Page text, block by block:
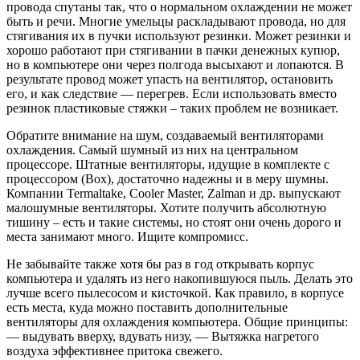
провода спутаны так, что о нормальном охлаждении не может
быть и речи. Многие умельцы раскладывают провода, но для
стягивания их в пучки используют резинки. Может резинки и
хорошо работают при стягивании в пачки денежных купюр,
но в компьютере они через полгода высыхают и лопаются. В
результате провод может упасть на вентилятор, остановить
его, и как следствие — перегрев. Если использовать вместо
резинок пластиковые стяжки – таких проблем не возникает.
Обратите внимание на шум, создаваемый вентиляторами
охлаждения. Самый шумный из них на центральном
процессоре. Штатные вентиляторы, идущие в комплекте с
процессором (Box), достаточно надежны и в меру шумны.
Компании Termaltake, Cooler Master, Zalman и др. выпускают
малошумные вентиляторы. Хотите получить абсолютную
тишину – есть и такие системы, но стоят они очень дорого и
места занимают много. Ищите компромисс.
Не забывайте также хотя бы раз в год открывать корпус
компьютера и удалять из него накопившуюся пыль. Делать это
лучше всего пылесосом и кисточкой. Как правило, в корпусе
есть места, куда можно поставить дополнительные
вентиляторы для охлаждения компьютера. Общие принципы:
— выдувать вверху, вдувать низу, — Вытяжка нагретого
воздуха эффективнее притока свежего.